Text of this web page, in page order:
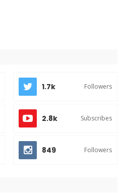
1.7k Followers
2.8k Subscribes
849 Followers